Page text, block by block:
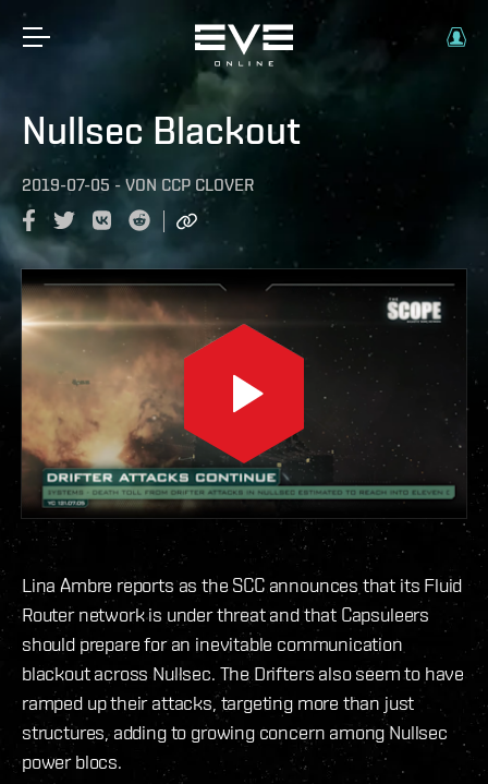
Nullsec Blackout
2019-07-05 - VON CCP CLOVER
Lina Ambre reports as the SCC announces that its Fluid
Router network is under threat and that Capsuleers
should prepare for an inevitable communication
blackout across Nullsec. The Drifters also seem to have
ramped up their attacks, targeting more than just
structures, adding to growing concern among Nullsec
power blocs.